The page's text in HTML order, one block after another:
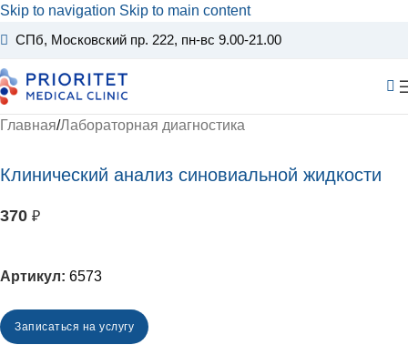
Skip to navigation Skip to main content
СПб, Московский пр. 222, пн-вс 9.00-21.00
Главная/Лабораторная диагностика
Клинический анализ синовиальной жидкости
370 ₽
Артикул: 6573
Записаться на услугу